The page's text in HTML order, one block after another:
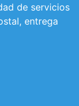
de servicios
entrega